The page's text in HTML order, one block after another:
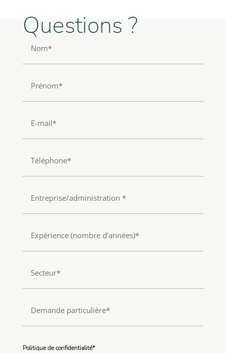
Questions ?
Politique de confidentialité*